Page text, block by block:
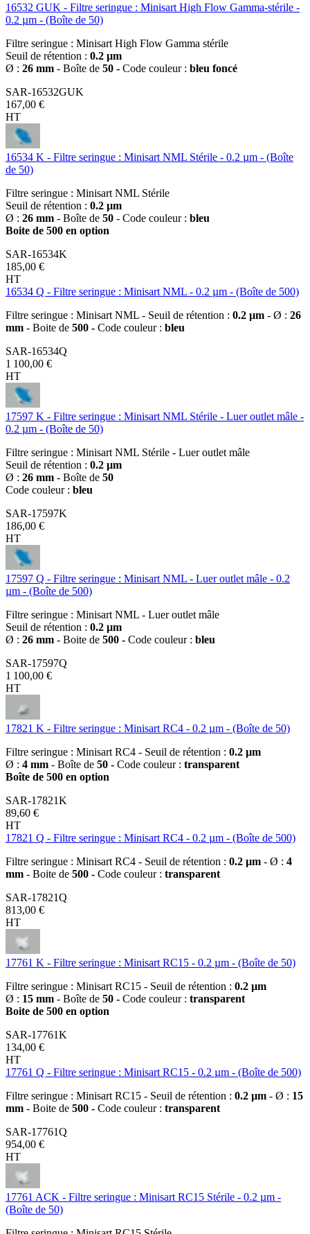
16532 GUK - Filtre seringue : Minisart High Flow Gamma-stérile -
0.2 µm - (Boîte de 50)
Filtre seringue : Minisart High Flow Gamma stérile
Seuil de rétention : 0.2 µm
Ø : 26 mm - Boîte de 50 - Code couleur : bleu foncé
SAR-16532GUK
167,00 €
HT
16534 K - Filtre seringue : Minisart NML Stérile - 0.2 µm - (Boîte
de 50)
Filtre seringue : Minisart NML Stérile
Seuil de rétention : 0.2 µm
Ø : 26 mm - Boîte de 50 - Code couleur : bleu
Boite de 500 en option
SAR-16534K
185,00 €
HT
16534 Q - Filtre seringue : Minisart NML - 0.2 µm - (Boîte de 500)
Filtre seringue : Minisart NML - Seuil de rétention : 0.2 µm - Ø : 26
mm - Boite de 500 - Code couleur : bleu
SAR-16534Q
1 100,00 €
HT
17597 K - Filtre seringue : Minisart NML Stérile - Luer outlet mâle -
0.2 µm - (Boîte de 50)
Filtre seringue : Minisart NML Stérile - Luer outlet mâle
Seuil de rétention : 0.2 µm
Ø : 26 mm - Boîte de 50
Code couleur : bleu
SAR-17597K
186,00 €
HT
17597 Q - Filtre seringue : Minisart NML - Luer outlet mâle - 0.2
µm - (Boîte de 500)
Filtre seringue : Minisart NML - Luer outlet mâle
Seuil de rétention : 0.2 µm
Ø : 26 mm - Boite de 500 - Code couleur : bleu
SAR-17597Q
1 100,00 €
HT
17821 K - Filtre seringue : Minisart RC4 - 0.2 µm - (Boîte de 50)
Filtre seringue : Minisart RC4 - Seuil de rétention : 0.2 µm
Ø : 4 mm - Boîte de 50 - Code couleur : transparent
Boîte de 500 en option
SAR-17821K
89,60 €
HT
17821 Q - Filtre seringue : Minisart RC4 - 0.2 µm - (Boîte de 500)
Filtre seringue : Minisart RC4 - Seuil de rétention : 0.2 µm - Ø : 4
mm - Boite de 500 - Code couleur : transparent
SAR-17821Q
813,00 €
HT
17761 K - Filtre seringue : Minisart RC15 - 0.2 µm - (Boîte de 50)
Filtre seringue : Minisart RC15 - Seuil de rétention : 0.2 µm
Ø : 15 mm - Boîte de 50 - Code couleur : transparent
Boite de 500 en option
SAR-17761K
134,00 €
HT
17761 Q - Filtre seringue : Minisart RC15 - 0.2 µm - (Boîte de 500)
Filtre seringue : Minisart RC15 - Seuil de rétention : 0.2 µm - Ø : 15
mm - Boite de 500 - Code couleur : transparent
SAR-17761Q
954,00 €
HT
17761 ACK - Filtre seringue : Minisart RC15 Stérile - 0.2 µm -
(Boîte de 50)